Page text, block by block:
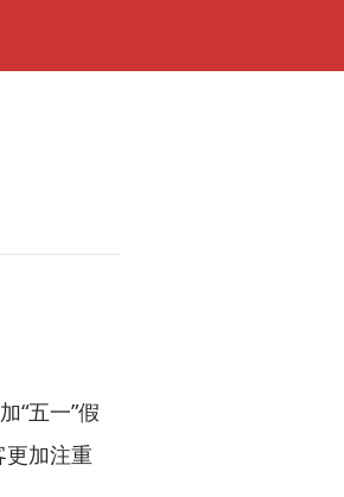
“五一”假
加注重